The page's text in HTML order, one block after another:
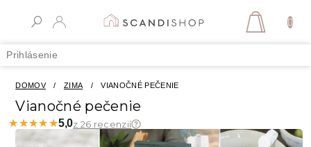
Prihlásenie
DOMOV / ZIMA / VIANOČNÉ PEČENIE
Vianočné pečenie
★★★★★
★★★★★5,0z 26 recenzií